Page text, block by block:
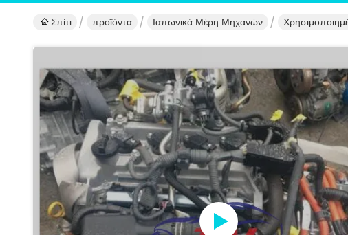
Σπίτι προϊόντα Ιαπωνικά Μέρη Μηχανών